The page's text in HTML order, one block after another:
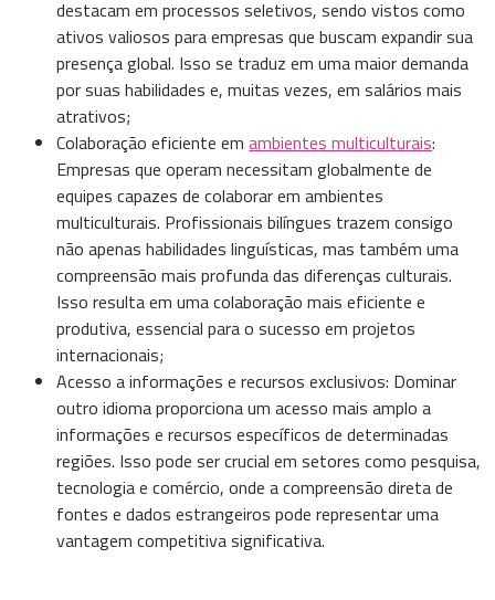
destacam em processos seletivos, sendo vistos como
ativos valiosos para empresas que buscam expandir sua
presença global. Isso se traduz em uma maior demanda
por suas habilidades e, muitas vezes, em salários mais
atrativos;
Colaboração eficiente emambientes multiculturais:
Empresas que operam necessitam globalmente de
equipes capazes de colaborar em ambientes
multiculturais. Profissionais bilíngues trazem consigo
não apenas habilidades linguísticas, mas também uma
compreensão mais profunda das diferenças culturais.
Isso resulta em uma colaboração mais eficiente e
produtiva, essencial para o sucesso em projetos
internacionais;
Acesso a informações e recursos exclusivos: Dominar
outro idioma proporciona um acesso mais amplo a
informações e recursos específicos de determinadas
regiões. Isso pode ser crucial em setores como pesquisa,
tecnologia e comércio, onde a compreensão direta de
fontes e dados estrangeiros pode representar uma
vantagem competitiva significativa.